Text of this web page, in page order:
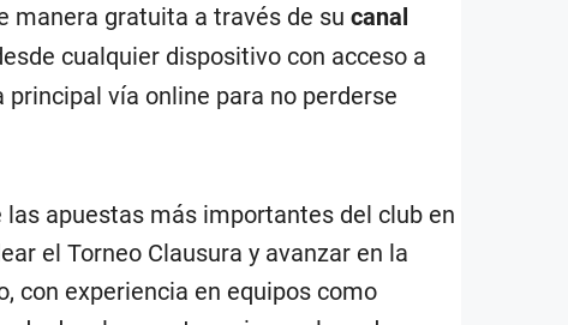
manera gratuita a través de su canal
cualquier dispositivo con acceso a
vía online para no perderse
apuestas más importantes del club en
el Torneo Clausura y avanzar en la
con experiencia en equipos como